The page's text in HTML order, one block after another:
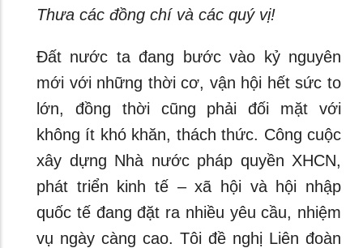
Thưa các đồng chí và các quý vị!
Đất nước ta đang bước vào kỷ nguyên
mới với những thời cơ, vận hội hết sức to
lớn, đồng thời cũng phải đối mặt với
không ít khó khăn, thách thức. Công cuộc
xây dựng Nhà nước pháp quyền XHCN,
phát triển kinh tế – xã hội và hội nhập
quốc tế đang đặt ra nhiều yêu cầu, nhiệm
vụ ngày càng cao. Tôi đề nghị Liên đoàn